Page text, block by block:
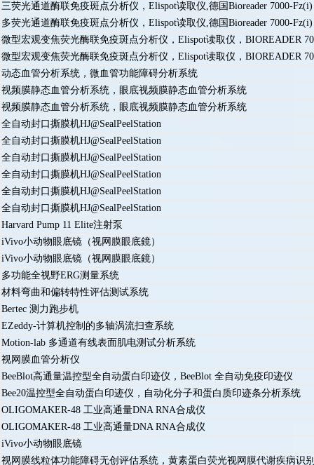
三荧光通道酶联免疫斑点分析仪，Elispot读取仪,德国Bioreader 7000-Fz(i)
多荧光通道酶联免疫斑点分析仪，Elispot读取仪,德国Bioreader 7000-Fz(i)
微型宏观变焦荧光酶联免疫斑点分析仪，Elispot读取仪，BIOREADER
微型宏观变焦荧光酶联免疫斑点分析仪，Elispot读取仪，BIOREADER
动态血管分析系统，微血管功能障碍分析系统
视频膜静态血管分析系统，眼底视频膜静态血管分析系统
视频膜静态血管分析系统，眼底视频膜静态血管分析系统
全自动封口撕膜机HJ@SealPeelStation
全自动封口撕膜机HJ@SealPeelStation
全自动封口撕膜机HJ@SealPeelStation
全自动封口撕膜机HJ@SealPeelStation
全自动封口撕膜机HJ@SealPeelStation
全自动封口撕膜机HJ@SealPeelStation
Harvard Pump 11 Elite注射泵
iVivo小动物眼底镜（视网膜眼底鏡）
iVivo小动物眼底镜（视网膜眼底鏡）
多功能全视野ERG测量系统
材料弯曲和偏转特性评估测试系统
Bertec 测力跑步机
EZeddy-计算机控制的多轴涡流扫查系统
Motion-lab 多通道有线表面肌电测试分析系统
视网膜血管分析仪
BeeBlot高通量温控型全自动蛋白印迹仪，BeeBlot 全自动免疫印迹仪
Bee20温控型全自动蛋白印迹仪，自动化分子和蛋白质印迹条分析系统
OLIGOMAKER-48 工业高通量DNA RNA合成仪
OLIGOMAKER-48 工业高通量DNA RNA合成仪
iVivo小动物眼底镜
视网膜线粒体功能障碍无创评估系统，黄素蛋白荧光视网膜代谢疾病识